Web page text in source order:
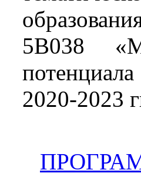
5B038
2020-2023